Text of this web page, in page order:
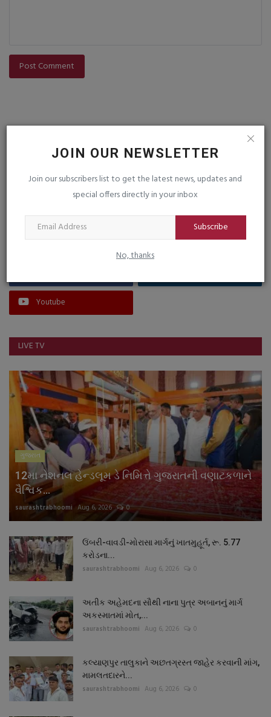
JOIN OUR NEWSLETTER
Join our subscribers list to get the latest news, updates and
special offers directly in your inbox
Subscribe
No, thanks
Post Comment
VOTING POLL
FOLLOW US
Youtube
LIVE TV
ગુજરાત
12મા નેશનલ હેન્ડલૂમ ડે નિમિત્તે ગુજરાતની વણાટકળાને
વૈશ્વિક...
saurashtrabhoomi Aug 6, 2026 0
ઉંબરી-વાવડી-મોરાસા માર્ગનું ખાતમુહૂર્ત, રૂ. 5.77
કરોડના...
saurashtrabhoomi Aug 6, 2026 0
અતીક અહેમદના સૌથી નાના પુત્ર અબાનનું માર્ગ
અકસ્માતમાં મોત,...
saurashtrabhoomi Aug 6, 2026 0
કલ્યાણપુર તાલુકાને અછતગ્રસ્ત જાહેર કરવાની માંગ,
મામલતદારને...
saurashtrabhoomi Aug 6, 2026 0